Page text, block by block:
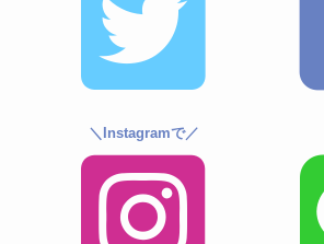
＼Instagramで／